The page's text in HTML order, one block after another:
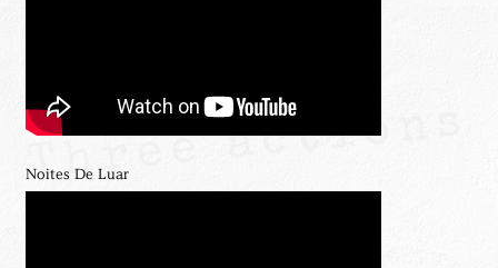
Noites De Luar